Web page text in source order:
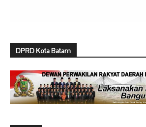
DPRD Kota Batam